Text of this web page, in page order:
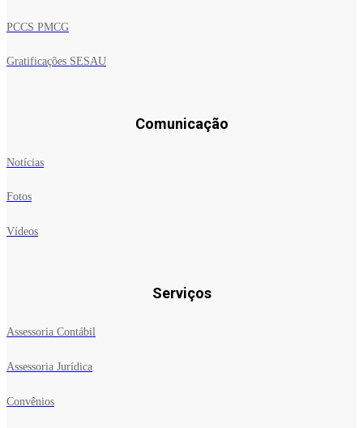
PCCS PMCG
Gratificações SESAU
Comunicação
Notícias
Fotos
Vídeos
Serviços
Assessoria Contábil
Assessoria Jurídica
Convênios